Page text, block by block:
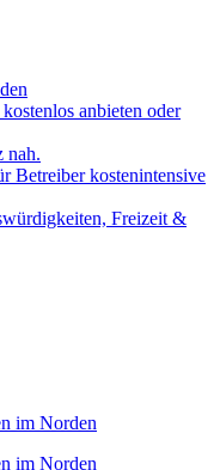
anbieten oder
nah.
Betreiber kostenintensive
Freizeit &